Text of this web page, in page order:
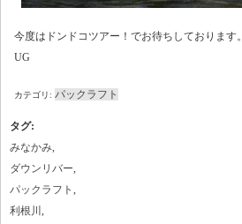
今度はドンドコツアー！でお待ちしております。
UG
カテゴリ: パックラフト
タグ:
みなかみ
ダウンリバー
パックラフト
利根川